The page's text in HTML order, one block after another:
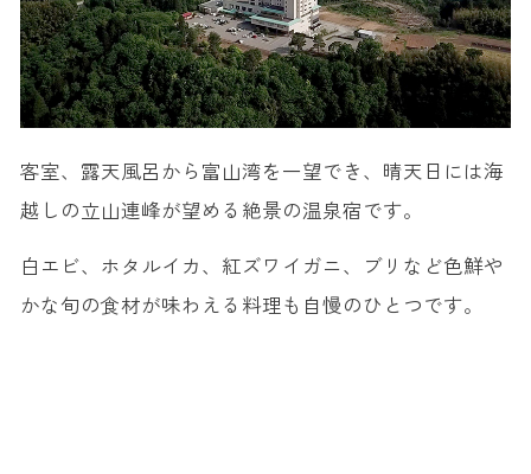
客室、露天風呂から富山湾を一望でき、晴天日には海
越しの立山連峰が望める絶景の温泉宿です。
白エビ、ホタルイカ、紅ズワイガニ、ブリなど色鮮や
かな旬の食材が味わえる料理も自慢のひとつです。